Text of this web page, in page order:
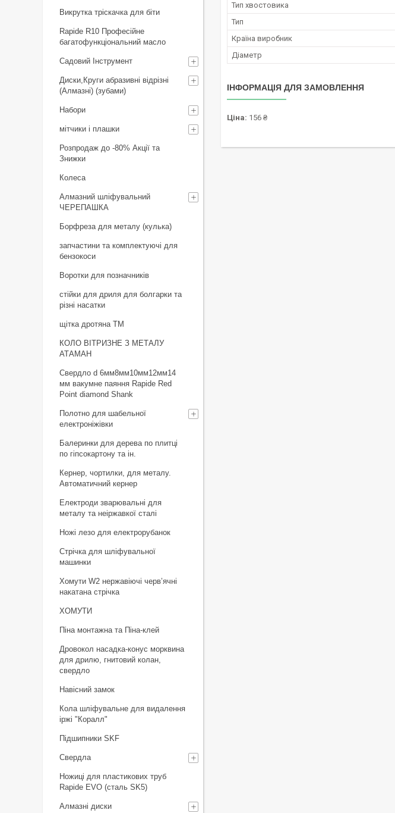
Тип хвостовика
Тип
Країна виробник
Діаметр
ІНФОРМАЦІЯ ДЛЯ ЗАМОВЛЕННЯ
Ціна: 156 ₴
Викрутка тріскачка для біти
Rapide R10 Професійне
багатофункціональний масло
Садовий Інструмент
Диски,Круги абразивні відрізні
(Алмазні) (зубами)
Набори
мітчики і плашки
Розпродаж до -80% Акції та
Знижки
Колеса
Алмазний шліфувальний
ЧЕРЕПАШКА
Борфреза для металу (кулька)
запчастини та комплектуючі для
бензокоси
Воротки для позначників
стійки для дриля для болгарки та
різні насатки
щiтка дротяна ТМ
КОЛО ВІТРИЗНЕ З МЕТАЛУ
АТАМАН
Свердло d 6мм8мм10мм12мм14
мм вакумне паяння Rapide Red
Point diamond Shank
Полотно для шабельної
електроніжівки
Балеринки для дерева по плитці
по гіпсокартону та ін.
Кернер, чортилки, для металу.
Автоматичний кернер
Електроди зварювальні для
металу та неіржавкої сталі
Ножі лезо для електрорубанок
Стрічка для шліфувальної
машинки
Хомути W2 нержавіючі черв’ячні
накатана стрічка
ХОМУТИ
Піна монтажна та Піна-клей
Дровокол насадка-конус морквина
для дрилю, гнитовий колан,
свердло
Навісний замок
Кола шліфувальне для видалення
іржі "Коралл"
Підшипники SKF
Свердла
Ножиці для пластикових труб
Rapide EVO (сталь SK5)
Алмазні диски